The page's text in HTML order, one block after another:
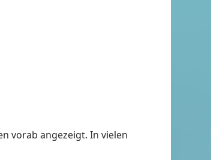
vorab angezeigt. In vielen